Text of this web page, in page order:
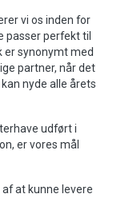
vi os inden for
passer perfekt til
er synonymt med
partner, når det
nyde alle årets
udført i
er vores mål
af at kunne levere